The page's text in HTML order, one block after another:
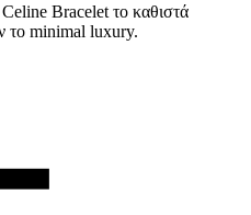
Bracelet το καθιστά
το minimal luxury.